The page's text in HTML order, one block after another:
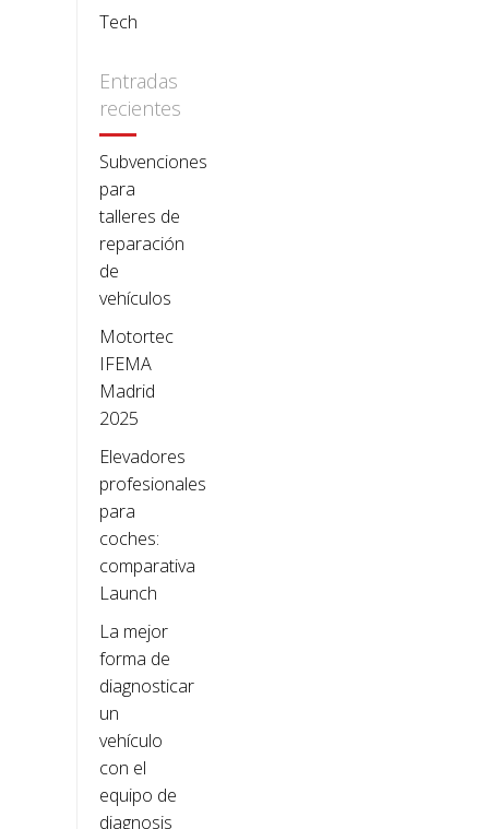
Tech
Entradas
recientes
Subvenciones
para
talleres de
reparación
de
vehículos
Motortec
IFEMA
Madrid
2025
Elevadores
profesionales
para
coches:
comparativa
Launch
La mejor
forma de
diagnosticar
un
vehículo
con el
equipo de
diagnosis